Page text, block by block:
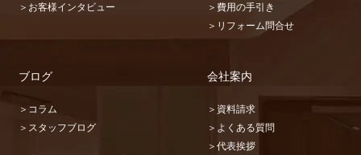
＞お客様インタビュー
＞費用の手引き
＞リフォーム問合せ
ブログ
＞コラム
＞スタッフブログ
会社案内
＞資料請求
＞よくある質問
＞代表挨拶